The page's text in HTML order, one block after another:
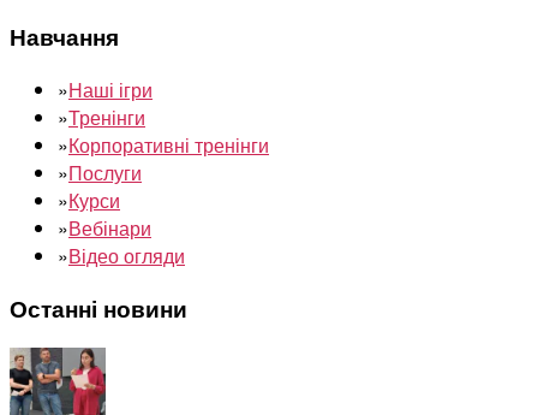
Навчання
»Наші ігри
»Тренінги
»Корпоративні тренінги
»Послуги
»Курси
»Вебінари
»Відео огляди
Останні новини